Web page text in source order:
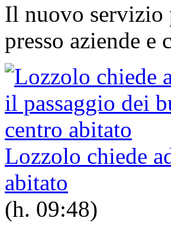
Il nuovo servizio
presso aziende e
Lozzolo chiede
abitato
(h. 09:48)